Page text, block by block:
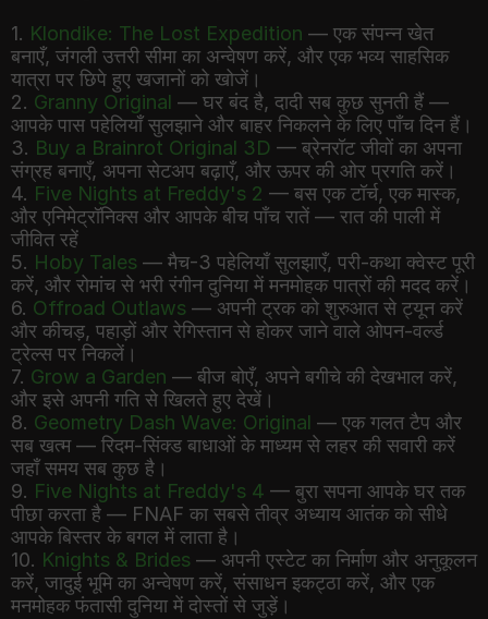
1. Klondike: The Lost Expedition — एक संपन्न खेत
बनाएँ, जंगली उत्तरी सीमा का अन्वेषण करें, और एक भव्य साहसिक
यात्रा पर छिपे हुए खजानों को खोजें।
2. Granny Original — घर बंद है, दादी सब कुछ सुनती हैं —
आपके पास पहेलियाँ सुलझाने और बाहर निकलने के लिए पाँच दिन हैं।
3. Buy a Brainrot Original 3D — ब्रेनरॉट जीवों का अपना
संग्रह बनाएँ, अपना सेटअप बढ़ाएँ, और ऊपर की ओर प्रगति करें।
4. Five Nights at Freddy's 2 — बस एक टॉर्च, एक मास्क,
और एनिमेट्रॉनिक्स और आपके बीच पाँच रातें — रात की पाली में
जीवित रहें
5. Hoby Tales — मैच-3 पहेलियाँ सुलझाएँ, परी-कथा क्वेस्ट पूरी
करें, और रोमांच से भरी रंगीन दुनिया में मनमोहक पात्रों की मदद करें।
6. Offroad Outlaws — अपनी ट्रक को शुरुआत से ट्यून करें
और कीचड़, पहाड़ों और रेगिस्तान से होकर जाने वाले ओपन-वर्ल्ड
ट्रेल्स पर निकलें।
7. Grow a Garden — बीज बोएँ, अपने बगीचे की देखभाल करें,
और इसे अपनी गति से खिलते हुए देखें।
8. Geometry Dash Wave: Original — एक गलत टैप और
सब खत्म — रिदम-सिंक्ड बाधाओं के माध्यम से लहर की सवारी करें
जहाँ समय सब कुछ है।
9. Five Nights at Freddy's 4 — बुरा सपना आपके घर तक
पीछा करता है — FNAF का सबसे तीव्र अध्याय आतंक को सीधे
आपके बिस्तर के बगल में लाता है।
10. Knights & Brides — अपनी एस्टेट का निर्माण और अनुकूलन
करें, जादुई भूमि का अन्वेषण करें, संसाधन इकट्ठा करें, और एक
मनमोहक फंतासी दुनिया में दोस्तों से जुड़ें।